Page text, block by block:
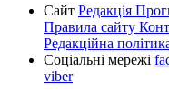
Сайт Редакція
Правила сайту
Редакційна
Соціальні мережі
viber